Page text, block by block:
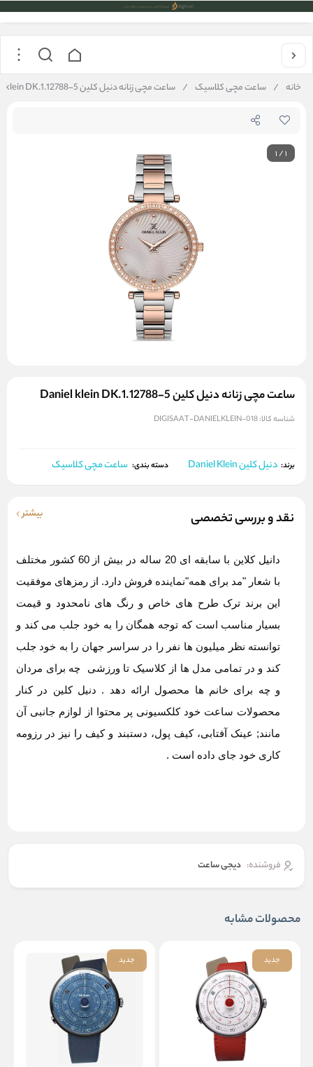
خانه / ساعت مچی کلاسیک / ساعت مچی زنانه دنیل کلین Daniel klein DK.1.12788-5
1/1
ساعت مچی زنانه دنیل کلین Daniel klein DK.1.12788-5
شناسه کالا:DIGISAAT-DANIELKLEIN-018
برند: دنیل کلین Daniel Klein دسته بندی: ساعت مچی کلاسیک
نقد و بررسی تخصصی بیشتر
دانیل کلاین
با سابقه ای 20 ساله در بیش از 60 کشور مختلف
با شعار "مد برای همه"نماینده فروش دارد. از رمزهای موفقیت
این برند ترک طرح های خاص و رنگ های نامحدود و قیمت
بسیار مناسب است که توجه همگان را به خود جلب می کند و
توانسته نظر میلیون ها نفر را در سراسر جهان را به خود جلب
کند و در تمامی مدل ها از کلاسیک تا ورزشی چه برای مردان
و چه برای خانم ها محصول ارائه دهد . دنیل کلین در کنار
محصولات ساعت خود کلکسیونی پر محتوا از لوازم جانبی آن
مانند; عینک آفتابی، کیف پول، دستبند و کیف را نیز در رزومه
کاری خود جای داده است .
فروشنده: دیجی ساعت
محصولات مشابه
جدید جدید